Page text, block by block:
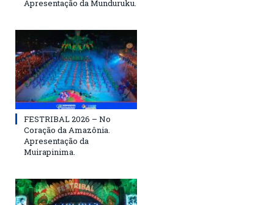
Apresentação da Munduruku.
FESTRIBAL 2026 – No
Coração da Amazônia.
Apresentação da
Muirapinima.